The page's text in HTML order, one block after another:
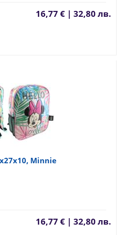
16,77 € | 32,80 лв.
Minnie
16,77 € | 32,80 лв.